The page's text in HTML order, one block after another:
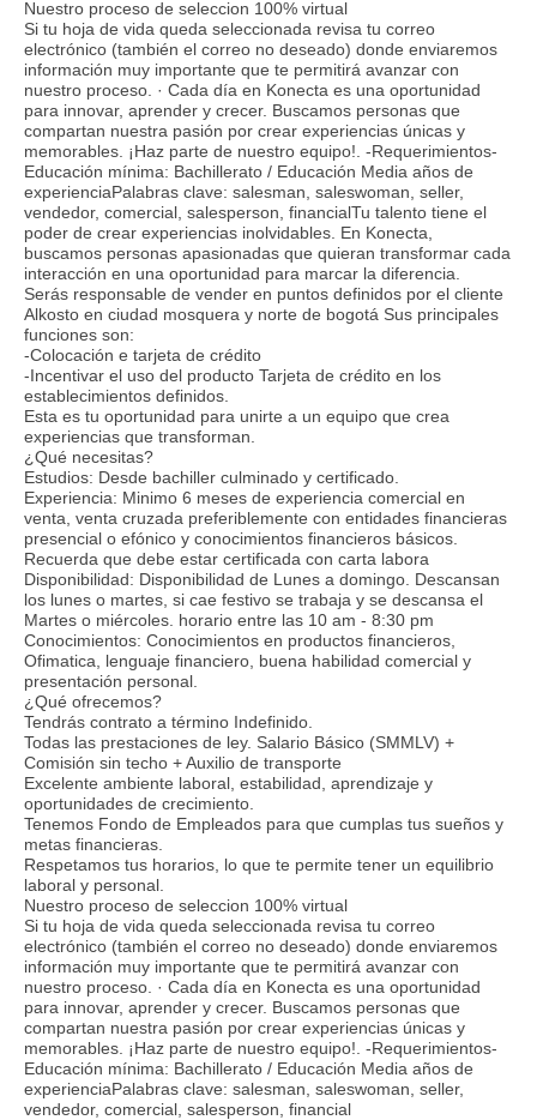
Nuestro proceso de seleccion 100% virtual
Si tu hoja de vida queda seleccionada revisa tu correo
electrónico (también el correo no deseado) donde enviaremos
información muy importante que te permitirá avanzar con
nuestro proceso. · Cada día en Konecta es una oportunidad
para innovar, aprender y crecer. Buscamos personas que
compartan nuestra pasión por crear experiencias únicas y
memorables. ¡Haz parte de nuestro equipo!. -Requerimientos-
Educación mínima: Bachillerato / Educación Media años de
experienciaPalabras clave: salesman, saleswoman, seller,
vendedor, comercial, salesperson, financialTu talento tiene el
poder de crear experiencias inolvidables. En Konecta,
buscamos personas apasionadas que quieran transformar cada
interacción en una oportunidad para marcar la diferencia.
Serás responsable de vender en puntos definidos por el cliente
Alkosto en ciudad mosquera y norte de bogotá Sus principales
funciones son:
-Colocación e tarjeta de crédito
-Incentivar el uso del producto Tarjeta de crédito en los
establecimientos definidos.
Esta es tu oportunidad para unirte a un equipo que crea
experiencias que transforman.
¿Qué necesitas?
Estudios: Desde bachiller culminado y certificado.
Experiencia: Minimo 6 meses de experiencia comercial en
venta, venta cruzada preferiblemente con entidades financieras
presencial o efónico y conocimientos financieros básicos.
Recuerda que debe estar certificada con carta labora
Disponibilidad: Disponibilidad de Lunes a domingo. Descansan
los lunes o martes, si cae festivo se trabaja y se descansa el
Martes o miércoles. horario entre las 10 am - 8:30 pm
Conocimientos: Conocimientos en productos financieros,
Ofimatica, lenguaje financiero, buena habilidad comercial y
presentación personal.
¿Qué ofrecemos?
Tendrás contrato a término Indefinido.
Todas las prestaciones de ley. Salario Básico (SMMLV) +
Comisión sin techo + Auxilio de transporte
Excelente ambiente laboral, estabilidad, aprendizaje y
oportunidades de crecimiento.
Tenemos Fondo de Empleados para que cumplas tus sueños y
metas financieras.
Respetamos tus horarios, lo que te permite tener un equilibrio
laboral y personal.
Nuestro proceso de seleccion 100% virtual
Si tu hoja de vida queda seleccionada revisa tu correo
electrónico (también el correo no deseado) donde enviaremos
información muy importante que te permitirá avanzar con
nuestro proceso. · Cada día en Konecta es una oportunidad
para innovar, aprender y crecer. Buscamos personas que
compartan nuestra pasión por crear experiencias únicas y
memorables. ¡Haz parte de nuestro equipo!. -Requerimientos-
Educación mínima: Bachillerato / Educación Media años de
experienciaPalabras clave: salesman, saleswoman, seller,
vendedor, comercial, salesperson, financial